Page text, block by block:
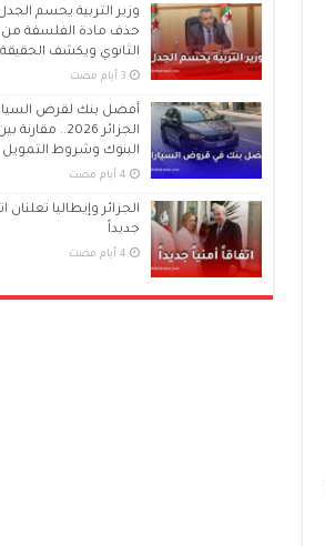
وزير التربية يحسم
حذف مادة الفلسفة من
الثانوي ويكشف الحقيقة
أفضل بنك لقرض
الجزائر 2026..
البنوك وشروط التمويل
الجزائر وإيطاليا تعلنان
جديداً